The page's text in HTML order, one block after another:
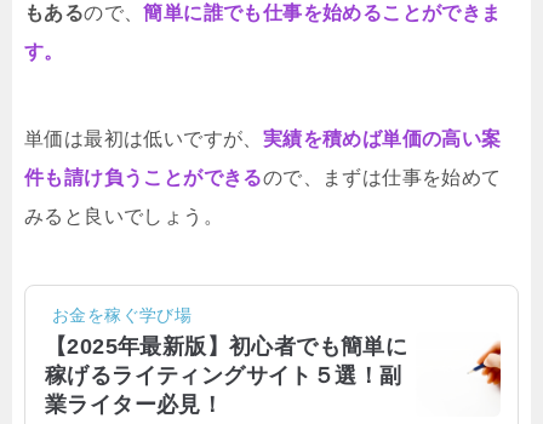
もあるので、簡単に誰でも仕事を始めることができま
す。
単価は最初は低いですが、 実績を積めば単価の高い案
件も請け負うことができるので、まずは仕事を始めて
みると良いでしょう。
お金を稼ぐ学び場
【2025年最新版】初心者でも簡単に
稼げるライティングサイト５選！副
業ライター必見！